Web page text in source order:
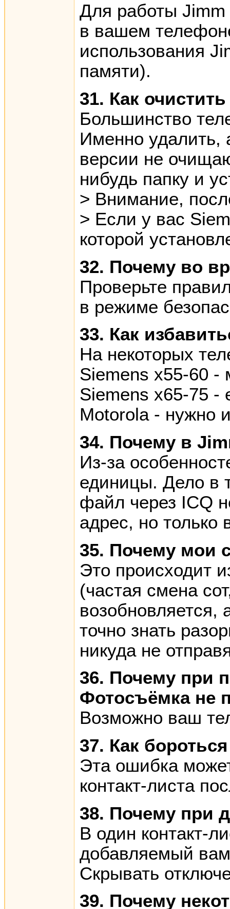
Для работы Jimm
в вашем
использования
памяти).
31. Как
Большинство
Именно удалить,
версии не
нибудь папку и
> Внимание,
> Если у вас
которой
32. Почему во
Проверьте
в режиме
33. Как
На некоторых
Siemens x55-60 -
Siemens x65-75 -
Motorola - нужно
34. Почему в
Из-за
единицы. Дело в
файл через ICQ
адрес, но только
35. Почему мои
Это происходит
(частая смена
возобновляется,
точно знать
никуда не
36. Почему при
Фотосъёмка не
Возможно ваш
37. Как
Эта ошибка
контакт-листа
38. Почему при
В один контакт-
добавляемый
Скрывать
39. Почему